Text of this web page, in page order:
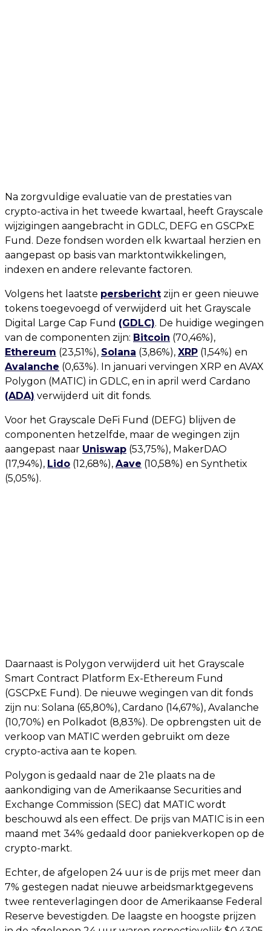
Na zorgvuldige evaluatie van de prestaties van
crypto-activa in het tweede kwartaal, heeft Grayscale
wijzigingen aangebracht in GDLC, DEFG en GSCPxE
Fund. Deze fondsen worden elk kwartaal herzien en
aangepast op basis van marktontwikkelingen,
indexen en andere relevante factoren.
Volgens het laatste persbericht zijn er geen nieuwe
tokens toegevoegd of verwijderd uit het Grayscale
Digital Large Cap Fund (GDLC). De huidige wegingen
van de componenten zijn: Bitcoin (70,46%),
Ethereum (23,51%), Solana (3,86%), XRP (1,54%) en
Avalanche (0,63%). In januari vervingen XRP en AVAX
Polygon (MATIC) in GDLC, en in april werd Cardano
(ADA) verwijderd uit dit fonds.
Voor het Grayscale DeFi Fund (DEFG) blijven de
componenten hetzelfde, maar de wegingen zijn
aangepast naar Uniswap (53,75%), MakerDAO
(17,94%), Lido (12,68%), Aave (10,58%) en Synthetix
(5,05%).
Daarnaast is Polygon verwijderd uit het Grayscale
Smart Contract Platform Ex-Ethereum Fund
(GSCPxE Fund). De nieuwe wegingen van dit fonds
zijn nu: Solana (65,80%), Cardano (14,67%), Avalanche
(10,70%) en Polkadot (8,83%). De opbrengsten uit de
verkoop van MATIC werden gebruikt om deze
crypto-activa aan te kopen.
Polygon is gedaald naar de 21e plaats na de
aankondiging van de Amerikaanse Securities and
Exchange Commission (SEC) dat MATIC wordt
beschouwd als een effect. De prijs van MATIC is in een
maand met 34% gedaald door paniekverkopen op de
crypto-markt.
Echter, de afgelopen 24 uur is de prijs met meer dan
7% gestegen nadat nieuwe arbeidsmarktgegevens
twee renteverlagingen door de Amerikaanse Federal
Reserve bevestigden. De laagste en hoogste prijzen